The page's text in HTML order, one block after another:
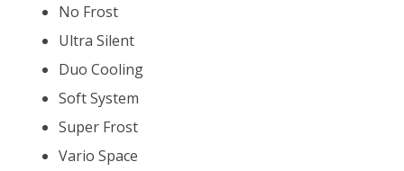
No Frost
Ultra Silent
Duo Cooling
Soft System
Super Frost
Vario Space